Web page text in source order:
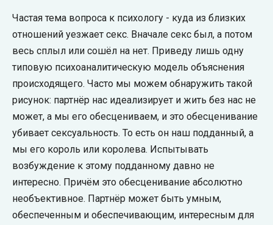
Частая тема вопроса к психологу - куда из близких
отношений уезжает секс. Вначале секс был, а потом
весь сплыл или сошёл на нет. Приведу лишь одну
типовую психоаналитическую модель объяснения
происходящего. Часто мы можем обнаружить такой
рисунок: партнёр нас идеализирует и жить без нас не
может, а мы его обесцениваем, и это обесценивание
убивает сексуальность. То есть он наш подданный, а
мы его король или королева. Испытывать
возбуждение к этому подданному давно не
интересно. Причём это обесценивание абсолютно
необъективное. Партнёр может быть умным,
обеспеченным и обеспечивающим, интересным для